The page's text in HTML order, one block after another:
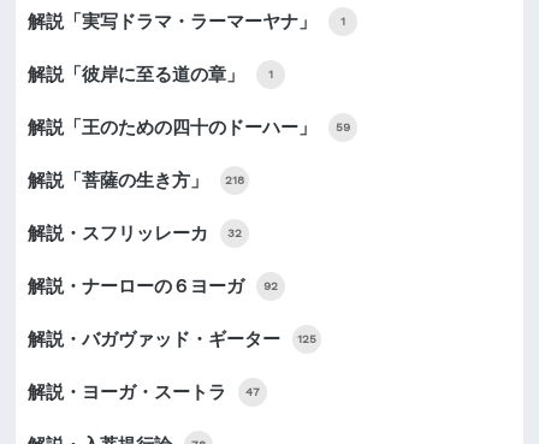
解説「実写ドラマ・ラーマーヤナ」 1
解説「彼岸に至る道の章」 1
解説「王のための四十のドーハー」 59
解説「菩薩の生き方」 218
解説・スフリッレーカ 32
解説・ナーローの６ヨーガ 92
解説・バガヴァッド・ギーター 125
解説・ヨーガ・スートラ 47